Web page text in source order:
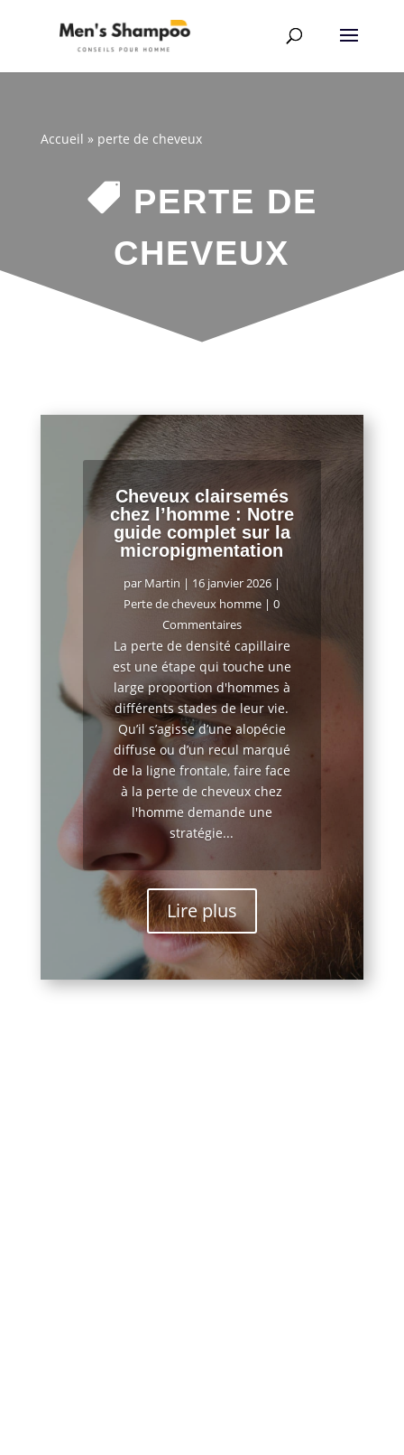
Accueil » perte de cheveux
 PERTE DE
CHEVEUX
Cheveux clairsemés
chez l’homme : Notre
guide complet sur la
micropigmentation
par Martin | 16 janvier 2026|
Perte de cheveux homme | 0
Commentaires
La perte de densité capillaire
est une étape qui touche une
large proportion d'hommes à
différents stades de leur vie.
Qu’il s’agisse d’une alopécie
diffuse ou d’un recul marqué
de la ligne frontale, faire face
à la perte de cheveux chez
l'homme demande une
stratégie...
Lire plus